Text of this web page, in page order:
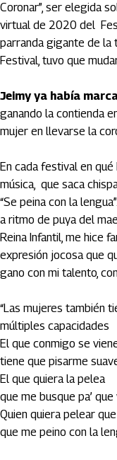
Coronar”, ser elegida
virtual de 2020 del
parranda gigante de la
Festival, tuvo que
Jeimy ya había
ganando la contienda
mujer en llevarse la
En cada festival en
música, que saca
“Se peina con la
a ritmo de puya del
Reina Infantil, me hice
expresión jocosa que
gano con mi talento,
“Las mujeres también
múltiples capacidades
El que conmigo se
tiene que pisarme
El que quiera la pelea
que me busque pa’ que
Quien quiera pelear
que me peino con la